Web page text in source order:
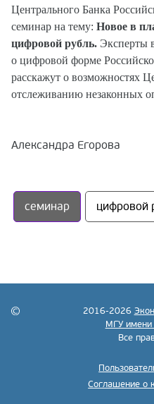
Центрального Банка
семинар на тему: Новое в
цифровой рубль. Эксперты
о цифровой форме
расскажут о возможностях
отслеживанию незаконных
Александра Егорова
семинар цифровой
2016-2026
МГУ
Все
Соглашение о